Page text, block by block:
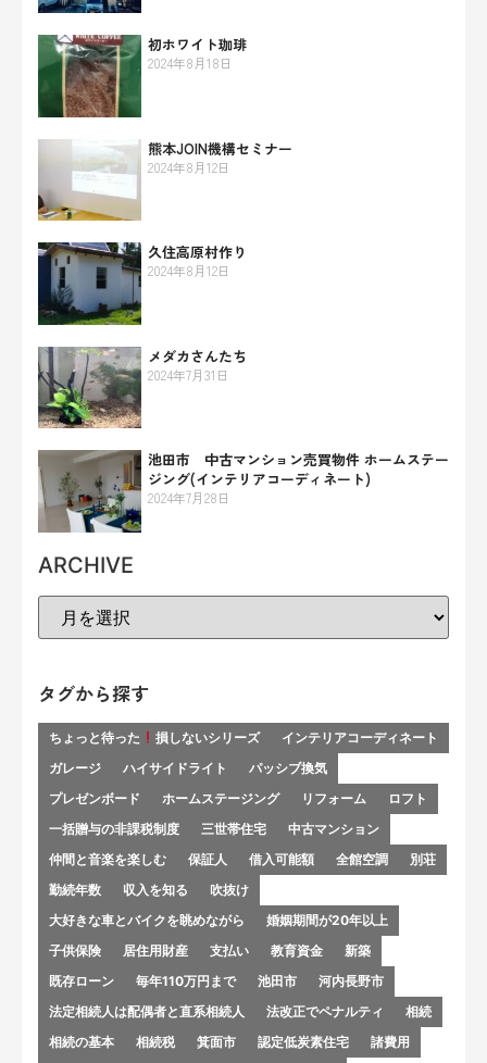
初ホワイト珈琲
2024年8月18日
熊本JOIN機構セミナー
2024年8月12日
久住高原村作り
2024年8月12日
メダカさんたち
2024年7月31日
池田市 中古マンション売買物件 ホームステー
ジング(インテリアコーディネート)
2024年7月28日
ARCHIVE
タグから探す
ちょっと待った 損しないシリーズ
インテリアコーディネート
ガレージ
ハイサイドライト
パッシブ換気
プレゼンボード
ホームステージング リフォーム
ロフト
一括贈与の非課税制度
三世帯住宅
中古マンション
仲間と音楽を楽しむ
保証人 借入可能額 全館空調
別荘
勤続年数
収入を知る
吹抜け
大好きな車とバイクを眺めながら
婚姻期間が20年以上
子供保険
居住用財産 支払い 教育資金
新築
既存ローン
毎年110万円まで 池田市
河内長野市
法定相続人は配偶者と直系相続人
法改正でペナルティ
相続
相続の基本
相続税 箕面市 認定低炭素住宅
諸費用